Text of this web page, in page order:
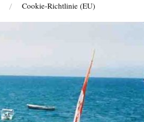
Cookie-Richtlinie (EU)